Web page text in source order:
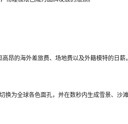
昂的海外差旅费、场地费以及外籍模特的日薪
为全球各色面孔，并在数秒内生成雪景、沙